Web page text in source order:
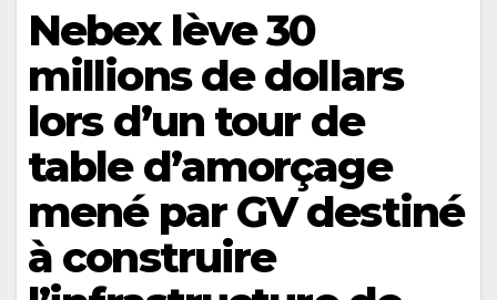
Nebex lève 30
millions de dollars
lors d’un tour de
table d’amorçage
mené par GV destiné
à construire